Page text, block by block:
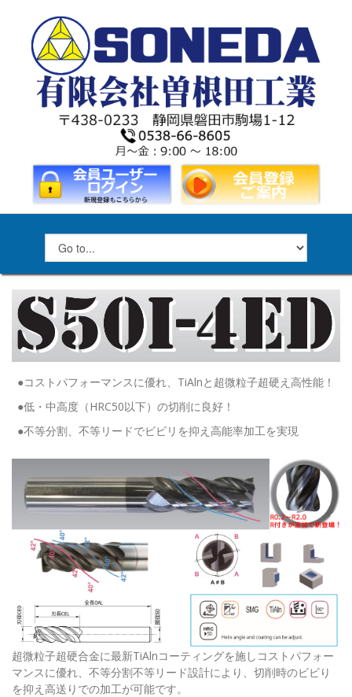
●コストパフォーマンスに優れ、TiAlnと超微粒子超硬え高性能！
●低・中高度（HRC50以下）の切削に良好！
●不等分割、不等リードでビビリを抑え高能率加工を実現
超微粒子超硬合金に最新TiAlnコーティングを施しコストパフォー
マンスに優れ、不等分割不等リード設計により、切削時のビビり
を抑え高送りでの加工が可能です。